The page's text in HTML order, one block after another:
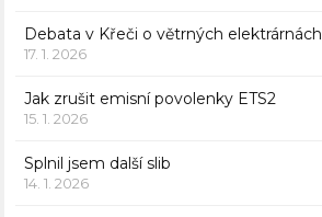
Debata v Křeči o větrných elektrárnách
17. 1. 2026
Jak zrušit emisní povolenky ETS2
15. 1. 2026
Splnil jsem další slib
14. 1. 2026